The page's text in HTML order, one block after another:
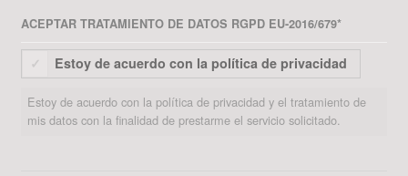
ACEPTAR TRATAMIENTO DE DATOS RGPD EU-2016/679*
Estoy de acuerdo con la política de privacidad
Estoy de acuerdo con la política de privacidad y el tratamiento de
mis datos con la finalidad de prestarme el servicio solicitado.